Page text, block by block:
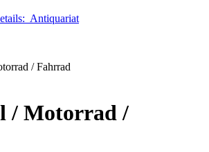
Antiquariat
/ Fahrrad
/ Motorrad /